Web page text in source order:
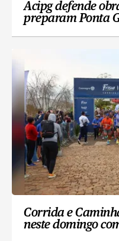
Acipg defende
preparam Ponta
Corrida e
neste domingo